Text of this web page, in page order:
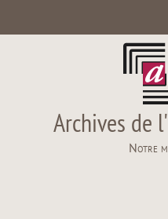
Archives de
Notre